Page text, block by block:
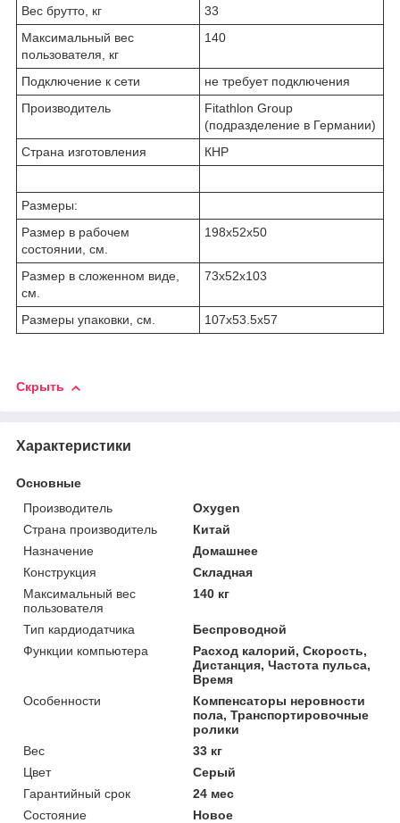
Вес брутто, кг
33
Максимальный вес
пользователя, кг
140
Подключение к сети
не требует подключения
Производитель
Fitathlon Group
(подразделение в Германии)
Страна изготовления
КНР
Размеры:
Размер в рабочем
состоянии, см.
198х52x50
Размер в сложенном виде,
см.
73х52x103
Размеры упаковки, см. 107х53.5x57
Скрыть
Характеристики
Основные
Производитель
Oxygen
Страна производитель
Китай
Назначение
Домашнее
Конструкция
Складная
Максимальный вес
пользователя
140 кг
Тип кардиодатчика
Беспроводной
Функции компьютера
Расход калорий, Скорость,
Дистанция, Частота пульса,
Время
Особенности
Компенсаторы неровности
пола, Транспортировочные
ролики
Вес
33 кг
Цвет
Серый
Гарантийный срок
24 мес
Состояние
Новое